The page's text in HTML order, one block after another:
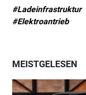
#Ladeinfrastruktur
#Elektroantrieb
MEISTGELESEN